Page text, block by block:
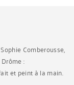
Comberousse,
:
et peint à la main.